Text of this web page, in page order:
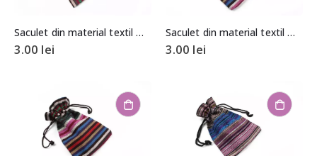
Saculet din material textil model etnic aprox. 12x17cm
3.00 lei
Saculet din material textil model etnic aprox. 12x17cm
3.00 lei